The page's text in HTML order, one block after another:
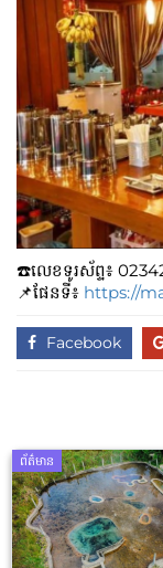
☎️លេខទូរស័ព្ទ៖​​
📌ផែនទី៖ https://
Facebook
ព័ត៌មាន